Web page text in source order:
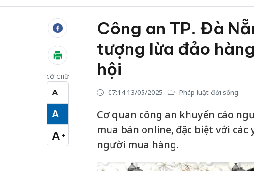
CỠ CHỮ
A −
Cỡ chữ nhỏ
A
Cỡ chữ vừa
A +
Cỡ chữ lớn
Công an TP. Đà
tượng lừa đảo
hội
07:14 13/05/2025 Pháp luật đời sống
Cơ quan công an khuyến cáo
mua bán online, đặc biệt với các
người mua hàng.